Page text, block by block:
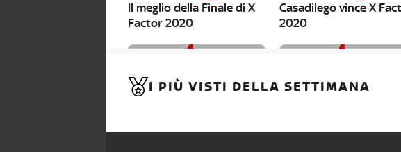
Il meglio della Finale di X
Factor 2020
Casadilego vince X
2020
Il meglio della Semifinale
N.A.I.P. canta MILANO
I PIÙ VISTI DELLA SETTIMANA